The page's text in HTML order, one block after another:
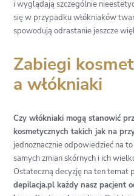
i wyglądają szczególnie
się w przypadku włókniaków
spowodują odrastanie jeszcze
Zabiegi
a włókniaki
Czy włókniaki mogą stanowić
kosmetycznych takich jak na
jednoznacznie odpowiedzieć na
samych zmian skórnych i ich
Ostateczną decyzję na ten temat
depilacja.pl każdy nasz pacjent